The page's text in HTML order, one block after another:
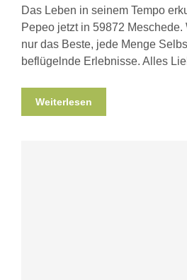
Das Leben in seinem Tempo
Pepeo jetzt in 59872
nur das Beste, jede Menge
beflügelnde Erlebnisse. Alles
Weiterlesen